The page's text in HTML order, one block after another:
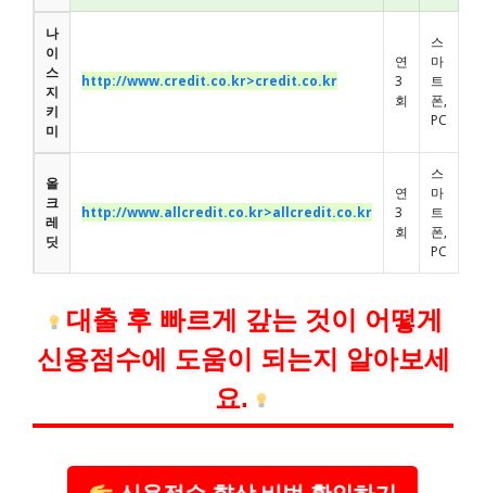
나
이
스
지
키
미
http://www.credit.co.kr>credit.co.kr
연
3
회
스
마
트
폰,
PC
올
크
레
딧
http://www.allcredit.co.kr>allcredit.co.kr
연
3
회
스
마
트
폰,
PC
대출 후 빠르게 갚는 것이 어떻게
신용점수에 도움이 되는지 알아보세
요.